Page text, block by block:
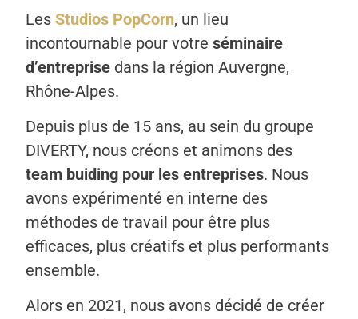
LesStudios PopCorn, un lieu
incontournable pour votreséminaire
d’entreprise dans la région Auvergne,
Rhône-Alpes.
Depuis plus de 15 ans, au sein du groupe
DIVERTY, nous créons et animons des
team buiding pour les entreprises. Nous
avons expérimenté en interne des
méthodes de travail pour être plus
efficaces, plus créatifs et plus performants
ensemble.
Alors en 2021, nous avons décidé de créer